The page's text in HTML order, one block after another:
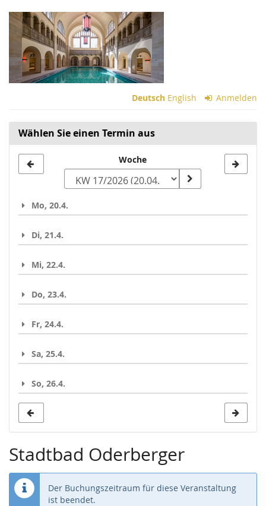
Zum
Haupt-
Inhalt
springen
Deutsch English Anmelden
Wählen Sie einen Termin aus
zur
auswählen
Woche
Mo, 20.4.
Di, 21.4.
Mi, 22.4.
Do, 23.4.
Fr, 24.4.
Sa, 25.4.
So, 26.4.
Stadtbad Oderberger
Der Buchungszeitraum für diese Veranstaltung
ist beendet.